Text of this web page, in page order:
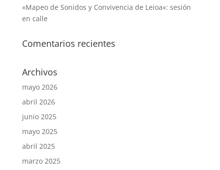
«Mapeo de Sonidos y Convivencia de Leioa»: sesión
en calle
Comentarios recientes
Archivos
mayo 2026
abril 2026
junio 2025
mayo 2025
abril 2025
marzo 2025